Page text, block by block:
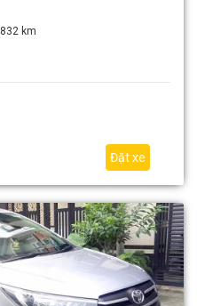
832 km
Đặt xe